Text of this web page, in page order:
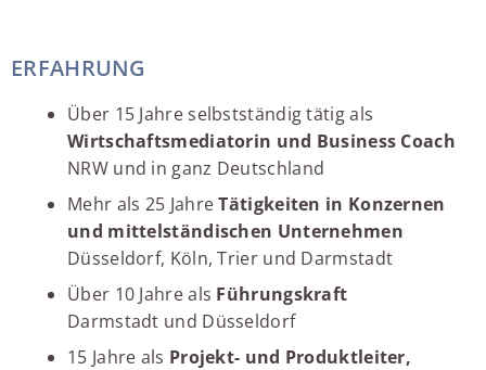
ERFAHRUNG
Über 15 Jahre selbstständig tätig als
Wirtschaftsmediatorin und Business Coach
NRW und in ganz Deutschland
Mehr als 25 JahreTätigkeiten in Konzernen
und mittelständischen Unternehmen
Düsseldorf, Köln, Trier und Darmstadt
Über 10 Jahre als Führungskraft
Darmstadt und Düsseldorf
15 Jahre als Projekt- und Produktleiter,